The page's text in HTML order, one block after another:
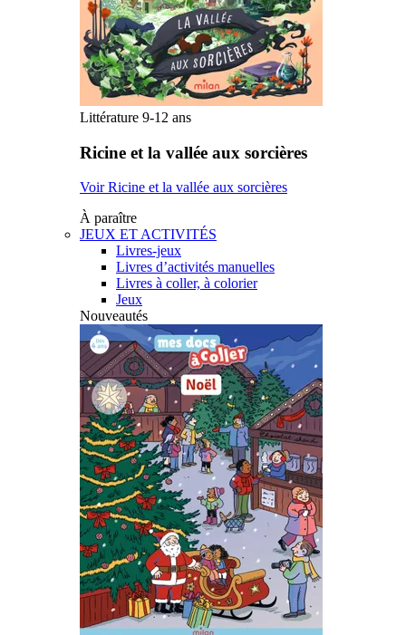
Littérature 9-12 ans
Ricine et la vallée aux sorcières
Voir Ricine et la vallée aux sorcières
À paraître
JEUX ET ACTIVITÉS
Livres-jeux
Livres d’activités manuelles
Livres à coller, à colorier
Jeux
Nouveautés